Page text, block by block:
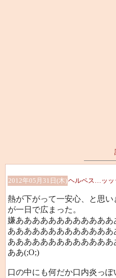
2012年05月31日(木)ヘルペス…ッッ
熱が下がって一安心、と思
が一日で広まった。
嫌あああああああああああ
ああああああああああああ
ああああああああああああ
ああ(;O;)
口の中にも何だか口内炎っ